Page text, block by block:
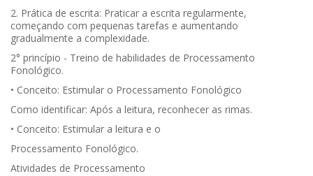
2. Prática de escrita: Praticar a escrita regularmente,
começando com pequenas tarefas e aumentando
gradualmente a complexidade.
2° princípio - Treino de habilidades de Processamento
Fonológico.
• Conceito: Estimular o Processamento Fonológico
Como identificar: Após a leitura, reconhecer as rimas.
• Conceito: Estimular a leitura e o
Processamento Fonológico.
Atividades de Processamento